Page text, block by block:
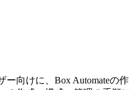
ー向けに、Box Automateの作